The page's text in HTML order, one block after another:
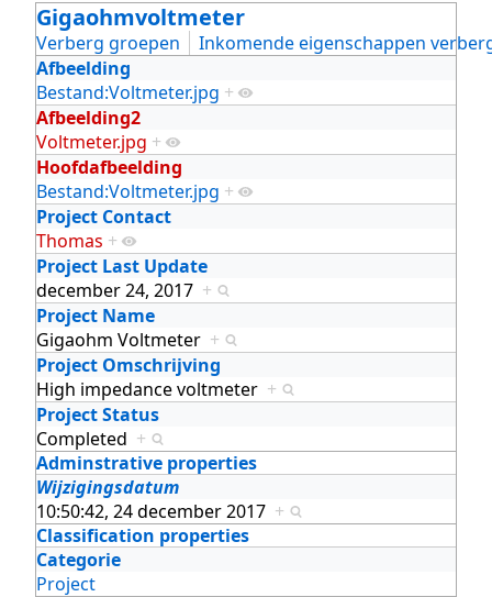
Gigaohmvoltmeter
Verberg groepen
Inkomende eigenschappen
Afbeelding
Bestand:Voltmeter.jpg +
Afbeelding2
Voltmeter.jpg +
Hoofdafbeelding
Bestand:Voltmeter.jpg +
Project Contact
Thomas +
Project Last Update
december 24, 2017 +
Project Name
Gigaohm Voltmeter +
Project Omschrijving
High impedance voltmeter +
Project Status
Completed +
Adminstrative properties
Wijzigingsdatum
10:50:42, 24 december 2017 +
Classification properties
Categorie
Project